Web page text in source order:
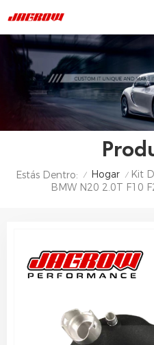
Estás Dentro: / Hogar / Kit